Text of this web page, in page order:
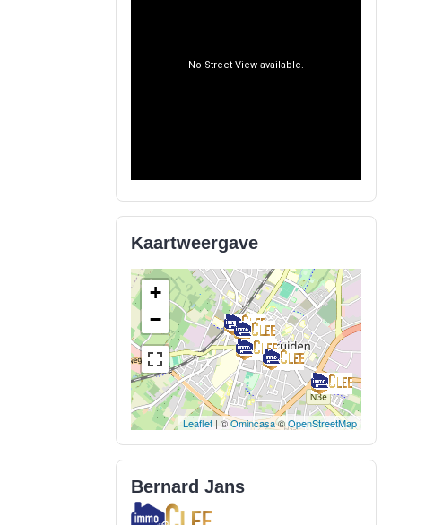
Kaartweergave
+
−
Leaflet | ©Omincasa©OpenStreetMap
Bernard Jans